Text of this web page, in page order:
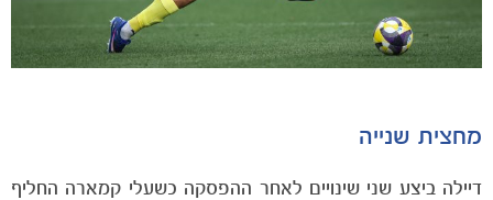
מחצית שנייה
דיילה ביצע שני שינויים לאחר ההפסקה כשעלי קמארה החליף